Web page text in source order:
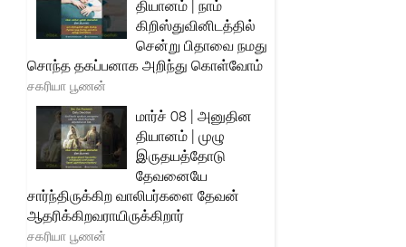
தியானம் | நாம்
கிறிஸ்துவினிடத்தில்
சென்று பிதாவை நமது
சொந்த தகப்பனாக அறிந்து கொள்வோம்
சகரியா பூணன்
மார்ச் 08 | அனுதின
தியானம் | முழு
இருதயத்தோடு
தேவனையே
சார்ந்திருக்கிற வாலிபர்களை தேவன்
ஆதரிக்கிறவராயிருக்கிறார்
சகரியா பூணன்